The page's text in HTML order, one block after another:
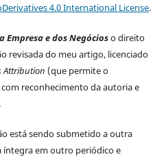
4.0 International License.
Empresa e dos Negócioso direito
revisada do meu artigo, licenciado
Attribution (que permite o
reconhecimento da autoria e
está sendo submetido a outra
íntegra em outro periódico e